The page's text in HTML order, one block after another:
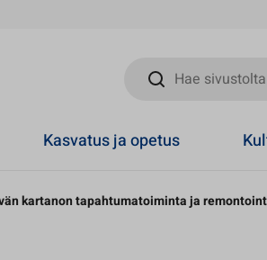
Hae sivustolta
Kasvatus ja opetus
kartanon tapahtumatoiminta ja